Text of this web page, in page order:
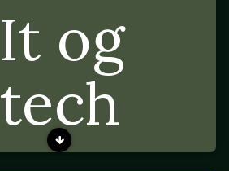
It og
tech